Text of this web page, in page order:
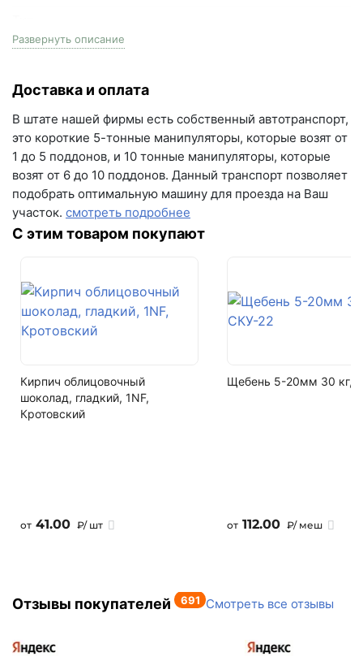
+7 (993) 993-77-44
Написать в Telegram
Написать на почту
г.Самара, ул. Садовая, дом 199, помещение Н8
(вывеска "Мир кирпича")
пн-пт с 9:00 до 18:00
+7 (993) 993-77-22
Написать в МАКС
Написать на почту
в прутках
Развернуть описание
Доставка и оплата
В штате нашей фирмы есть собственный автотранспорт,
это короткие 5-тонные манипуляторы, которые возят от
1 до 5 поддонов, и 10 тонные манипуляторы, которые
возят от 6 до 10 поддонов. Данный транспорт позволяет
подобрать оптимальную машину для проезда на Ваш
участок. смотреть подробнее
С этим товаром покупают
Кирпич облицовочный
шоколад, гладкий, 1NF,
Кротовский
от 41.00 ₽/ шт
Щебень 5-20мм 30 кг,
от 112.00 ₽/ меш
Отзывы покупателей 691 Смотреть все отзывы